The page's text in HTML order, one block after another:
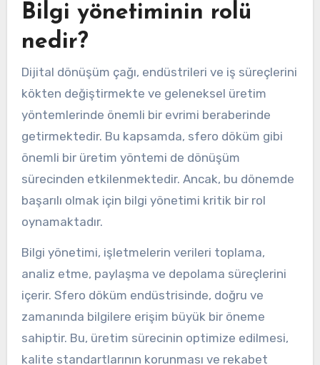
Bilgi yönetiminin rolü
nedir?
Dijital dönüşüm çağı, endüstrileri ve iş süreçlerini
kökten değiştirmekte ve geleneksel üretim
yöntemlerinde önemli bir evrimi beraberinde
getirmektedir. Bu kapsamda, sfero döküm gibi
önemli bir üretim yöntemi de dönüşüm
sürecinden etkilenmektedir. Ancak, bu dönemde
başarılı olmak için bilgi yönetimi kritik bir rol
oynamaktadır.
Bilgi yönetimi, işletmelerin verileri toplama,
analiz etme, paylaşma ve depolama süreçlerini
içerir. Sfero döküm endüstrisinde, doğru ve
zamanında bilgilere erişim büyük bir öneme
sahiptir. Bu, üretim sürecinin optimize edilmesi,
kalite standartlarının korunması ve rekabet